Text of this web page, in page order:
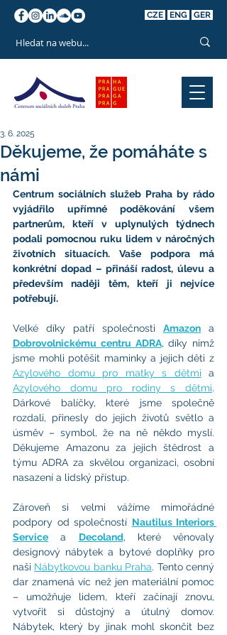
CZE ENG GER
Děkujeme, že pomáháte s
námi
3. 6. 2025
Centrum sociálních služeb Praha by rádo
vyjádřilo upřímné poděkování všem
partnerům, kteří v uplynulých týdnech
podali pomocnou ruku lidem v náročných
životních situacích. Vaše podpora má
konkrétní dopad – přináší radost, úlevu a
především naději těm, kteří ji nejvíce
potřebují.
Velké díky patří společnosti Amazon
Dobrovolnickému centru ADRA, díky nimž
Azylového domu pro matky s dětmi
Azylového domu pro rodiny s dětmi.
Dárkové balíčky, které jsme společně
rozdali, přinesly do jejich životů světlo a
úsměv – symbol, že na ně někdo myslí.
Děkujeme Amazonu za jejich štědrost a
týmu ADRA za skvělou organizaci, osobní
nasazení a lidský přístup.
Zároveň si velmi vážíme mimořádné
podpory od společností Nautilus Interiors
Service a Decoland, které věnovaly
designový nábytek a bytové doplňky pro
naši Nábytkovou banku Praha. Tento cenný
dar znamená víc než jen materiální pomoc
– umožňuje lidem, kteří začínají znovu,
vytvořit si důstojný a útulný domov.
Nábytek, který by jinak mohl skončit bez